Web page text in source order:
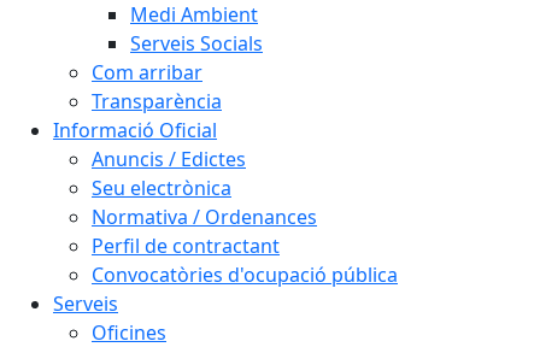
Medi Ambient
Serveis Socials
Com arribar
Transparència
Informació Oficial
Anuncis / Edictes
Seu electrònica
Normativa / Ordenances
Perfil de contractant
Convocatòries d'ocupació pública
Serveis
Oficines